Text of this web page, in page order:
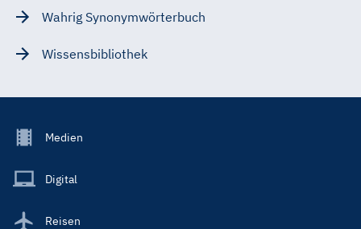
Wahrig Synonymwörterbuch
Wissensbibliothek
Footer
Main
Medien
Digital
Reisen